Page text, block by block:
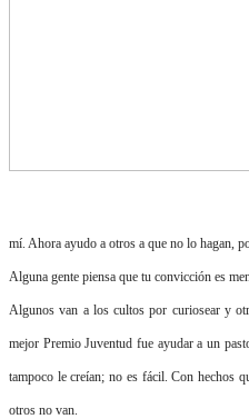
mí. Ahora ayudo a otros a que no lo hagan,
Alguna gente piensa que tu convicción es
Algunos van a los cultos por curiosear y
mejor Premio Juventud fue ayudar a un
tampoco le creían; no es fácil. Con hechos
otros no van.